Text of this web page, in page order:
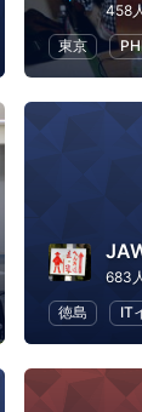
458
東京
683
徳島
IT